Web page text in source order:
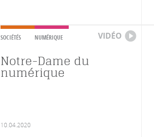
SOCIÉTÉS NUMÉRIQUE VIDÉO
Notre-Dame du
numérique
10.04.2020